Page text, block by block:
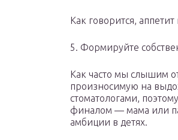
Как говорится,
5. Формируйте
Как часто мы слышим
произносимую на
стоматологами,
финалом — мама или
амбиции в детях.